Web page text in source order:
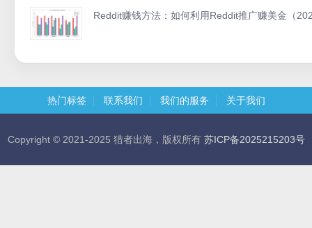
Reddit赚钱方法：如何利用Reddit推广赚美金（
热门标签 联系我们 我们的服务 关于我们
Copyright © 2021-2025 猎者出海，版权所有 苏ICP备2025215203号